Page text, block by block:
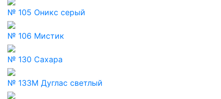
№ 105 Оникс серый
№ 106 Мистик
№ 130 Сахара
№ 133М Дуглас светлый